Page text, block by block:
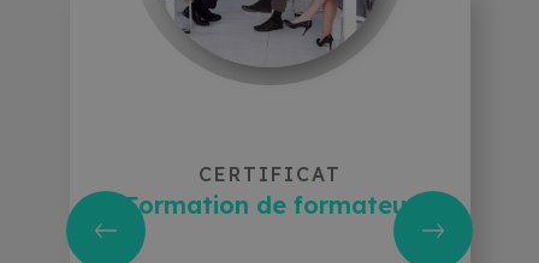
CERTIFICAT
Formation de formateur